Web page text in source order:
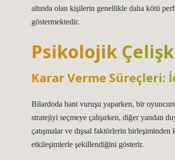
altında olan kişilerin genellikle daha kötü
göstermektedir.
Psikolojik
Karar Verme Süreçleri:
Bilardoda bant vuruşu yaparken, bir
stratejiyi seçmeye çalışırken, diğer yandan
çatışmalar ve dışsal faktörlerin birleşiminden
etkileşimlerle şekillendiğini gösterir.